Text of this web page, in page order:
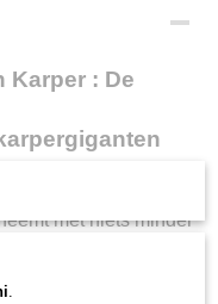
Karper : De
vangsten.
met niets minder
Lijn Karper.
om grenzen te
met de
.